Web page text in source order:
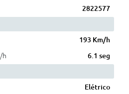
2822577
193 Km/h
h
6.1 seg
Elétrico